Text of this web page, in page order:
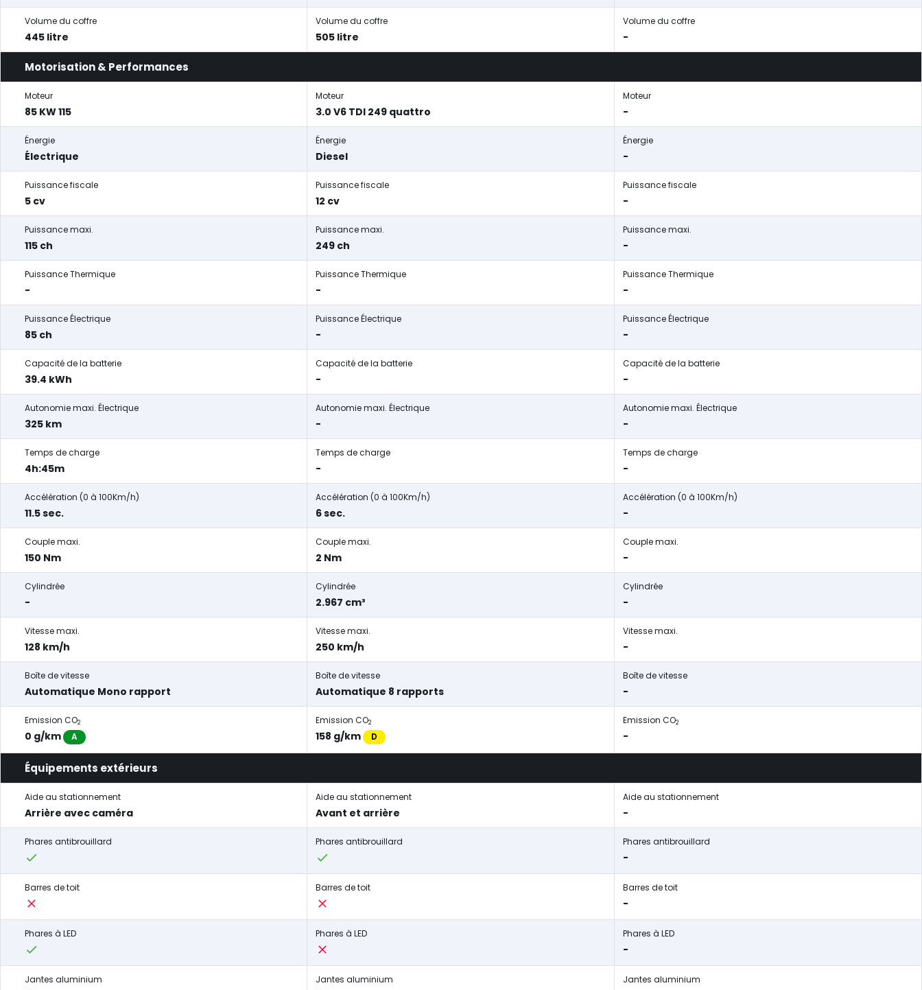
Volume du coffre
445 litre
Volume du coffre
505 litre
Volume du coffre
-
Motorisation & Performances
Moteur
85 KW 115
Moteur
3.0 V6 TDI 249 quattro
Moteur
-
Énergie
Électrique
Énergie
Diesel
Énergie
-
Puissance fiscale
5 cv
Puissance fiscale
12 cv
Puissance fiscale
-
Puissance maxi.
115 ch
Puissance maxi.
249 ch
Puissance maxi.
-
Puissance Thermique
-
Puissance Thermique
-
Puissance Thermique
-
Puissance Électrique
85 ch
Puissance Électrique
-
Puissance Électrique
-
Capacité de la batterie
39.4 kWh
Capacité de la batterie
-
Capacité de la batterie
-
Autonomie maxi. Électrique
325 km
Autonomie maxi. Électrique
-
Autonomie maxi. Électrique
-
Temps de charge
4h:45m
Temps de charge
-
Temps de charge
-
Accélération (0 à 100Km/h)
11.5 sec.
Accélération (0 à 100Km/h)
6 sec.
Accélération (0 à 100Km/h)
-
Couple maxi.
150 Nm
Couple maxi.
2 Nm
Couple maxi.
-
Cylindrée
-
Cylindrée
2.967 cm³
Cylindrée
-
Vitesse maxi.
128 km/h
Vitesse maxi.
250 km/h
Vitesse maxi.
-
Boîte de vitesse
Automatique Mono rapport
Boîte de vitesse
Automatique 8 rapports
Boîte de vitesse
-
Emission CO2
0 g/km A
Emission CO2
158 g/km D
Emission CO2
-
Équipements extérieurs
Aide au stationnement
Arrière avec caméra
Aide au stationnement
Avant et arrière
Aide au stationnement
-
Phares antibrouillard Phares antibrouillard Phares antibrouillard
-
Barres de toit Barres de toit Barres de toit
-
Phares à LED Phares à LED Phares à LED
-
Jantes aluminium Jantes aluminium Jantes aluminium